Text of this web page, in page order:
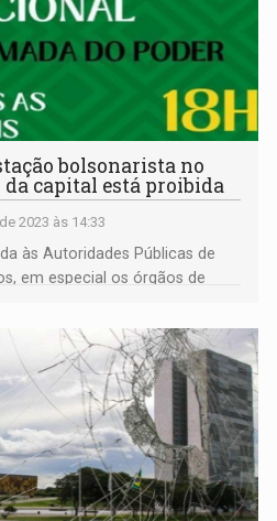
bolsonarista no
capital está proibida
2023 às 14:33
às Autoridades Públicas de
em especial os órgãos de
ordem pública